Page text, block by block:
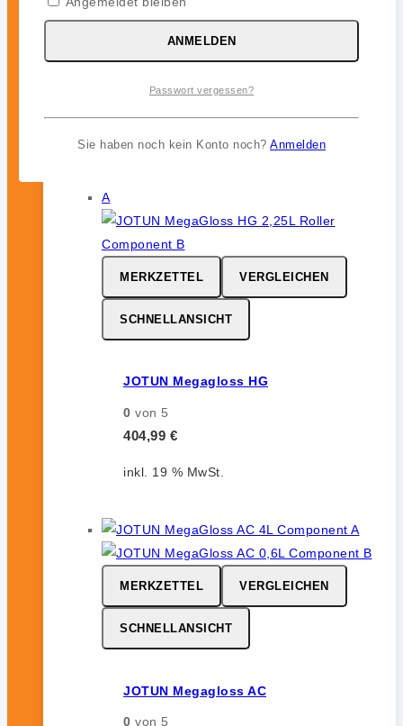
JOTUN Aqualine Spray
inkl. 19 % MwSt.
MERKZETTEL VERGLEICHEN
SCHNELLANSICHT
JOTUN Megagloss HG
0 von 5
404,99 €
inkl. 19 % MwSt.
MERKZETTEL VERGLEICHEN
SCHNELLANSICHT
JOTUN Megagloss AC
0 von 5
ANMELDEN
Passwort vergessen?
Sie haben noch kein Konto noch? Anmelden